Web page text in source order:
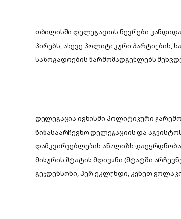
თბილისში დელეგაციის წევრები
პირებს, ასევე პოლიტიკური პარტიების,
საზოგადოების წარმომადგენლებს
დელეგაცია ივნისში პოლიტიკური
წინასაარჩევნო დელეგაციის და
დამკვირვებლების ანალიზს
მისურის შტატის მდივანი (შტატში
გეჯდენსონი, პერ ეკლუნდი, კენეთ